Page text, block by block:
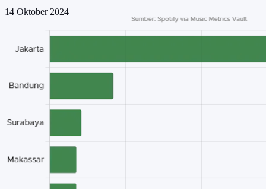
14 Oktober 2024